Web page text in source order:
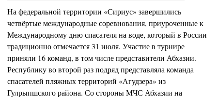
На федеральной территории «Сириус» завершились
четвёртые международные соревнования, приуроченные к
Международному дню спасателя на воде, который в России
традиционно отмечается 31 июля. Участие в турнире
приняли 16 команд, в том числе представители Абхазии.
Республику во второй раз подряд представляла команда
спасателей пляжных территорий «Агудзера» из
Гулрыпшского района. Со стороны МЧС Абхазии на